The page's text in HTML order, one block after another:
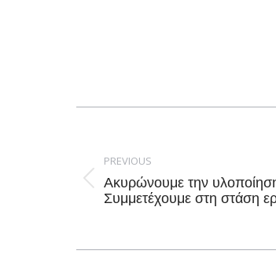
PREVIOUS
Previous
post:
Ακυρώνουμε την
Συμμετέχουμε στη στάση